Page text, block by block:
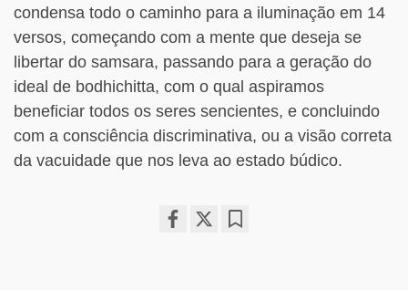
condensa todo o caminho para a iluminação em 14
versos, começando com a mente que deseja se
libertar do samsara, passando para a geração do
ideal de bodhichitta, com o qual aspiramos
beneficiar todos os seres sencientes, e concluindo
com a consciência discriminativa, ou a visão correta
da vacuidade que nos leva ao estado búdico.